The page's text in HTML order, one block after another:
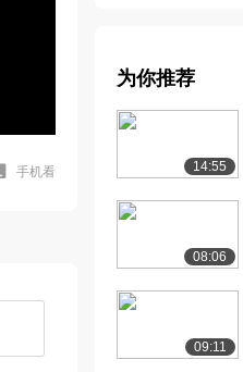
手机看
的应用...
[7] 04-Java语法
[8] 05-Java语法
[9] 06-Java语法
为你推荐
14:55
08:06
09:11